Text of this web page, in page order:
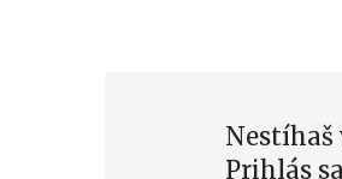
Nestíhaš
Prihlás